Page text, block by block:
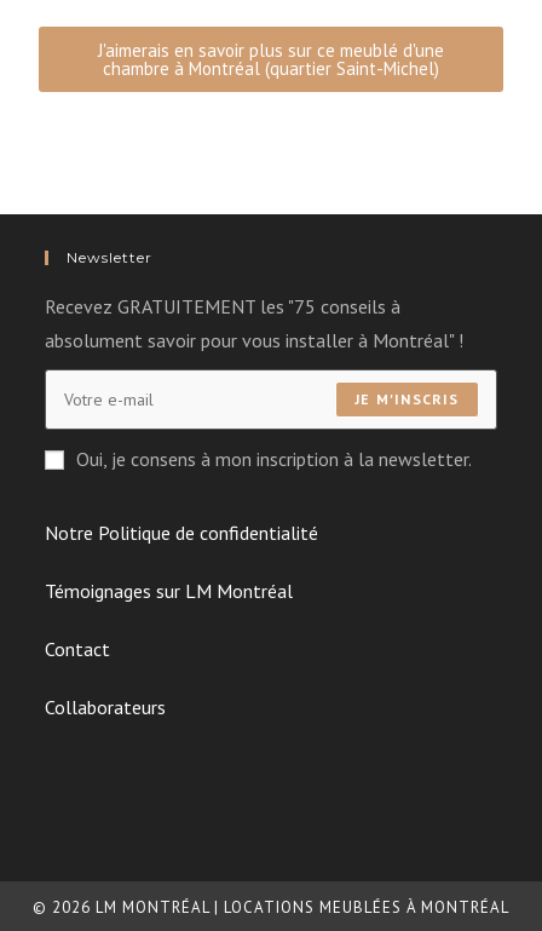
J'aimerais en savoir plus sur ce meublé d'une
chambre à Montréal (quartier Saint-Michel)
Newsletter
Recevez GRATUITEMENT les "75 conseils à
absolument savoir pour vous installer à Montréal" !
JE M'INSCRIS
Oui, je consens à mon inscription à la newsletter.
Notre Politique de confidentialité
Témoignages sur LM Montréal
Contact
Collaborateurs
© 2026 LM MONTRÉAL | LOCATIONS MEUBLÉES À MONTRÉAL